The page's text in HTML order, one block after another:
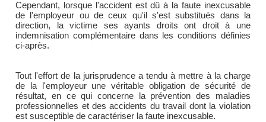
Cependant, lorsque l'accident est dû à la faute inexcusable
de l'employeur ou de ceux qu'il s'est substitués dans la
direction, la victime ses ayants droits ont droit à une
indemnisation complémentaire dans les conditions définies
ci-après.
Tout l'effort de la jurisprudence a tendu à mettre à la charge
de la l'employeur une véritable obligation de sécurité de
résultat, en ce qui concerne la prévention des maladies
professionnelles et des accidents du travail dont la violation
est susceptible de caractériser la faute inexcusable.